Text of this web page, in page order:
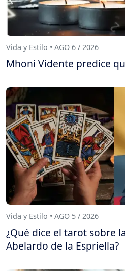
Vida y Estilo • AGO 6 / 2026
Mhoni Vidente predice
Vida y Estilo • AGO 5 / 2026
¿Qué dice el tarot sobre
Abelardo de la Espriella?